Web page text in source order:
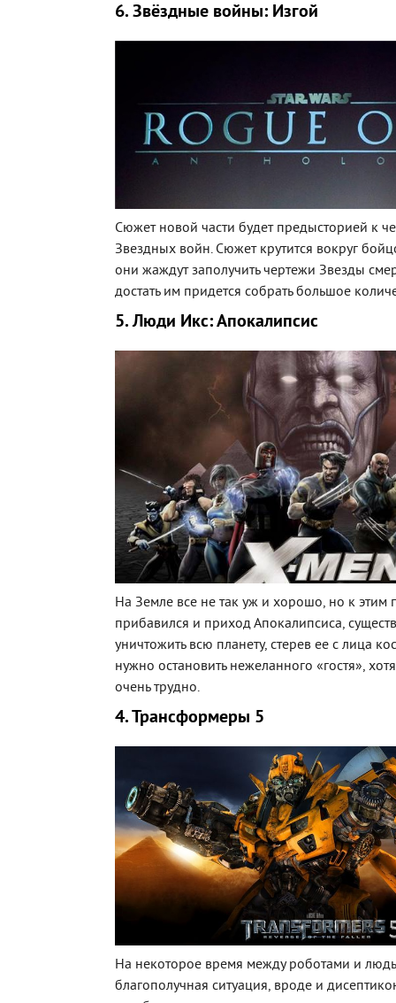
6. Звёздные войны: Изгой
Сюжет новой части будет предысторией к
Звездных войн. Сюжет крутится вокруг
они жаждут заполучить чертежи Звезды
достать им придется собрать большое
5. Люди Икс: Апокалипсис
На Земле все не так уж и хорошо, но к этим
прибавился и приход Апокалипсиса,
уничтожить всю планету, стерев ее с лица
нужно остановить нежеланного «гостя»,
очень трудно.
4. Трансформеры 5
На некоторое время между роботами и
благополучная ситуация, вроде и